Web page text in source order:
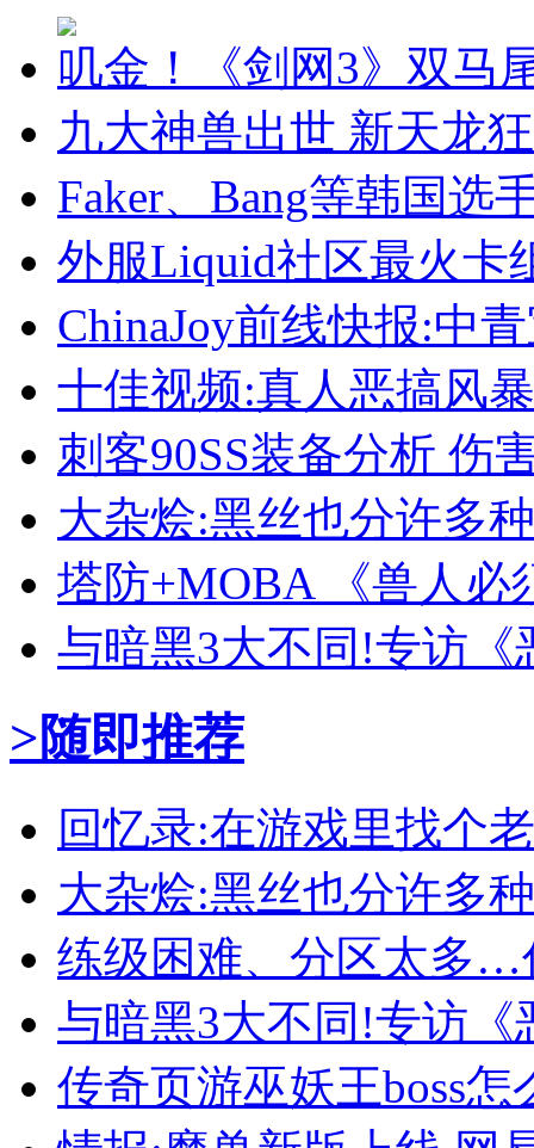
叽金！《剑网3》双马
九大神兽出世 新天龙
Faker、Bang等韩国选
外服Liquid社区最火卡
ChinaJoy前线快报:中
十佳视频:真人恶搞风
刺客90SS装备分析 伤
大杂烩:黑丝也分许多
塔防+MOBA 《兽人必
与暗黑3大不同!专访《
>随即推荐
回忆录:在游戏里找个
大杂烩:黑丝也分许多
练级困难、分区太多…
与暗黑3大不同!专访《
传奇页游巫妖王boss怎